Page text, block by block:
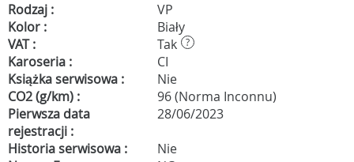
Rodzaj :
VP
Kolor :
Biały
VAT :
Tak ?
Karoseria :
CI
Książka serwisowa :
Nie
CO2 (g/km) :
96 (Norma Inconnu)
Pierwsza data
rejestracji :
28/06/2023
Historia serwisowa :
Nie